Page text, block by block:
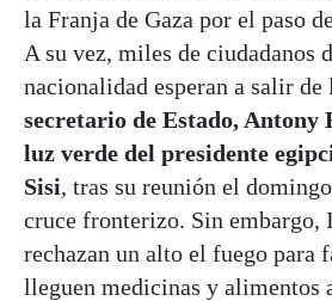
la Franja de Gaza por el paso
A su vez, miles de ciudadanos
nacionalidad esperan a salir de
secretario de Estado, Antony
luz verde del presidente
Sisi, tras su reunión el
cruce fronterizo. Sin embargo,
rechazan un alto el fuego para
lleguen medicinas y alimentos